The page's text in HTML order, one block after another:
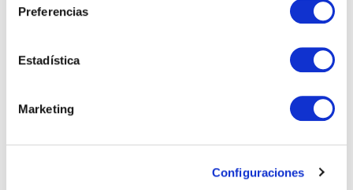
Preferencias
Estadística
Marketing
Configuraciones